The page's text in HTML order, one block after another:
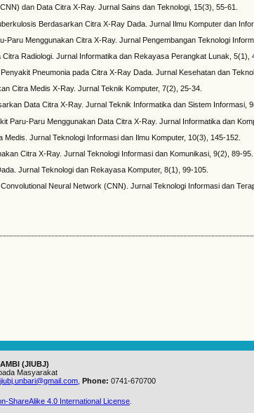
dan Data Citra X-Ray. Jurnal Sains dan Teknologi, 15(3), 55-61.
Berdasarkan Citra X-Ray Dada. Jurnal Ilmu Komputer dan
Menggunakan Citra X-Ray. Jurnal Pengembangan Teknologi
Radiologi. Jurnal Informatika dan Rekayasa Perangkat Lunak, 5(1),
Pneumonia pada Citra X-Ray Dada. Jurnal Kesehatan dan
Citra Medis X-Ray. Jurnal Teknik Komputer, 7(2), 25-34.
Data Citra X-Ray. Jurnal Teknik Informatika dan Sistem Informasi,
Paru-Paru Menggunakan Data Citra X-Ray. Jurnal Informatika dan
Jurnal Teknologi Informasi dan Ilmu Komputer, 10(3), 145-152.
Citra X-Ray. Jurnal Teknologi Informasi dan Komunikasi, 9(2), 89-95.
Jurnal Teknologi dan Rekayasa Komputer, 8(1), 99-105.
Neural Network (CNN). Jurnal Teknologi Informasi dan
(JIUBJ)
Masyarakat
jiubj.unbari@gmail.com, Phone: 0741-670700
ShareAlike 4.0 International License.